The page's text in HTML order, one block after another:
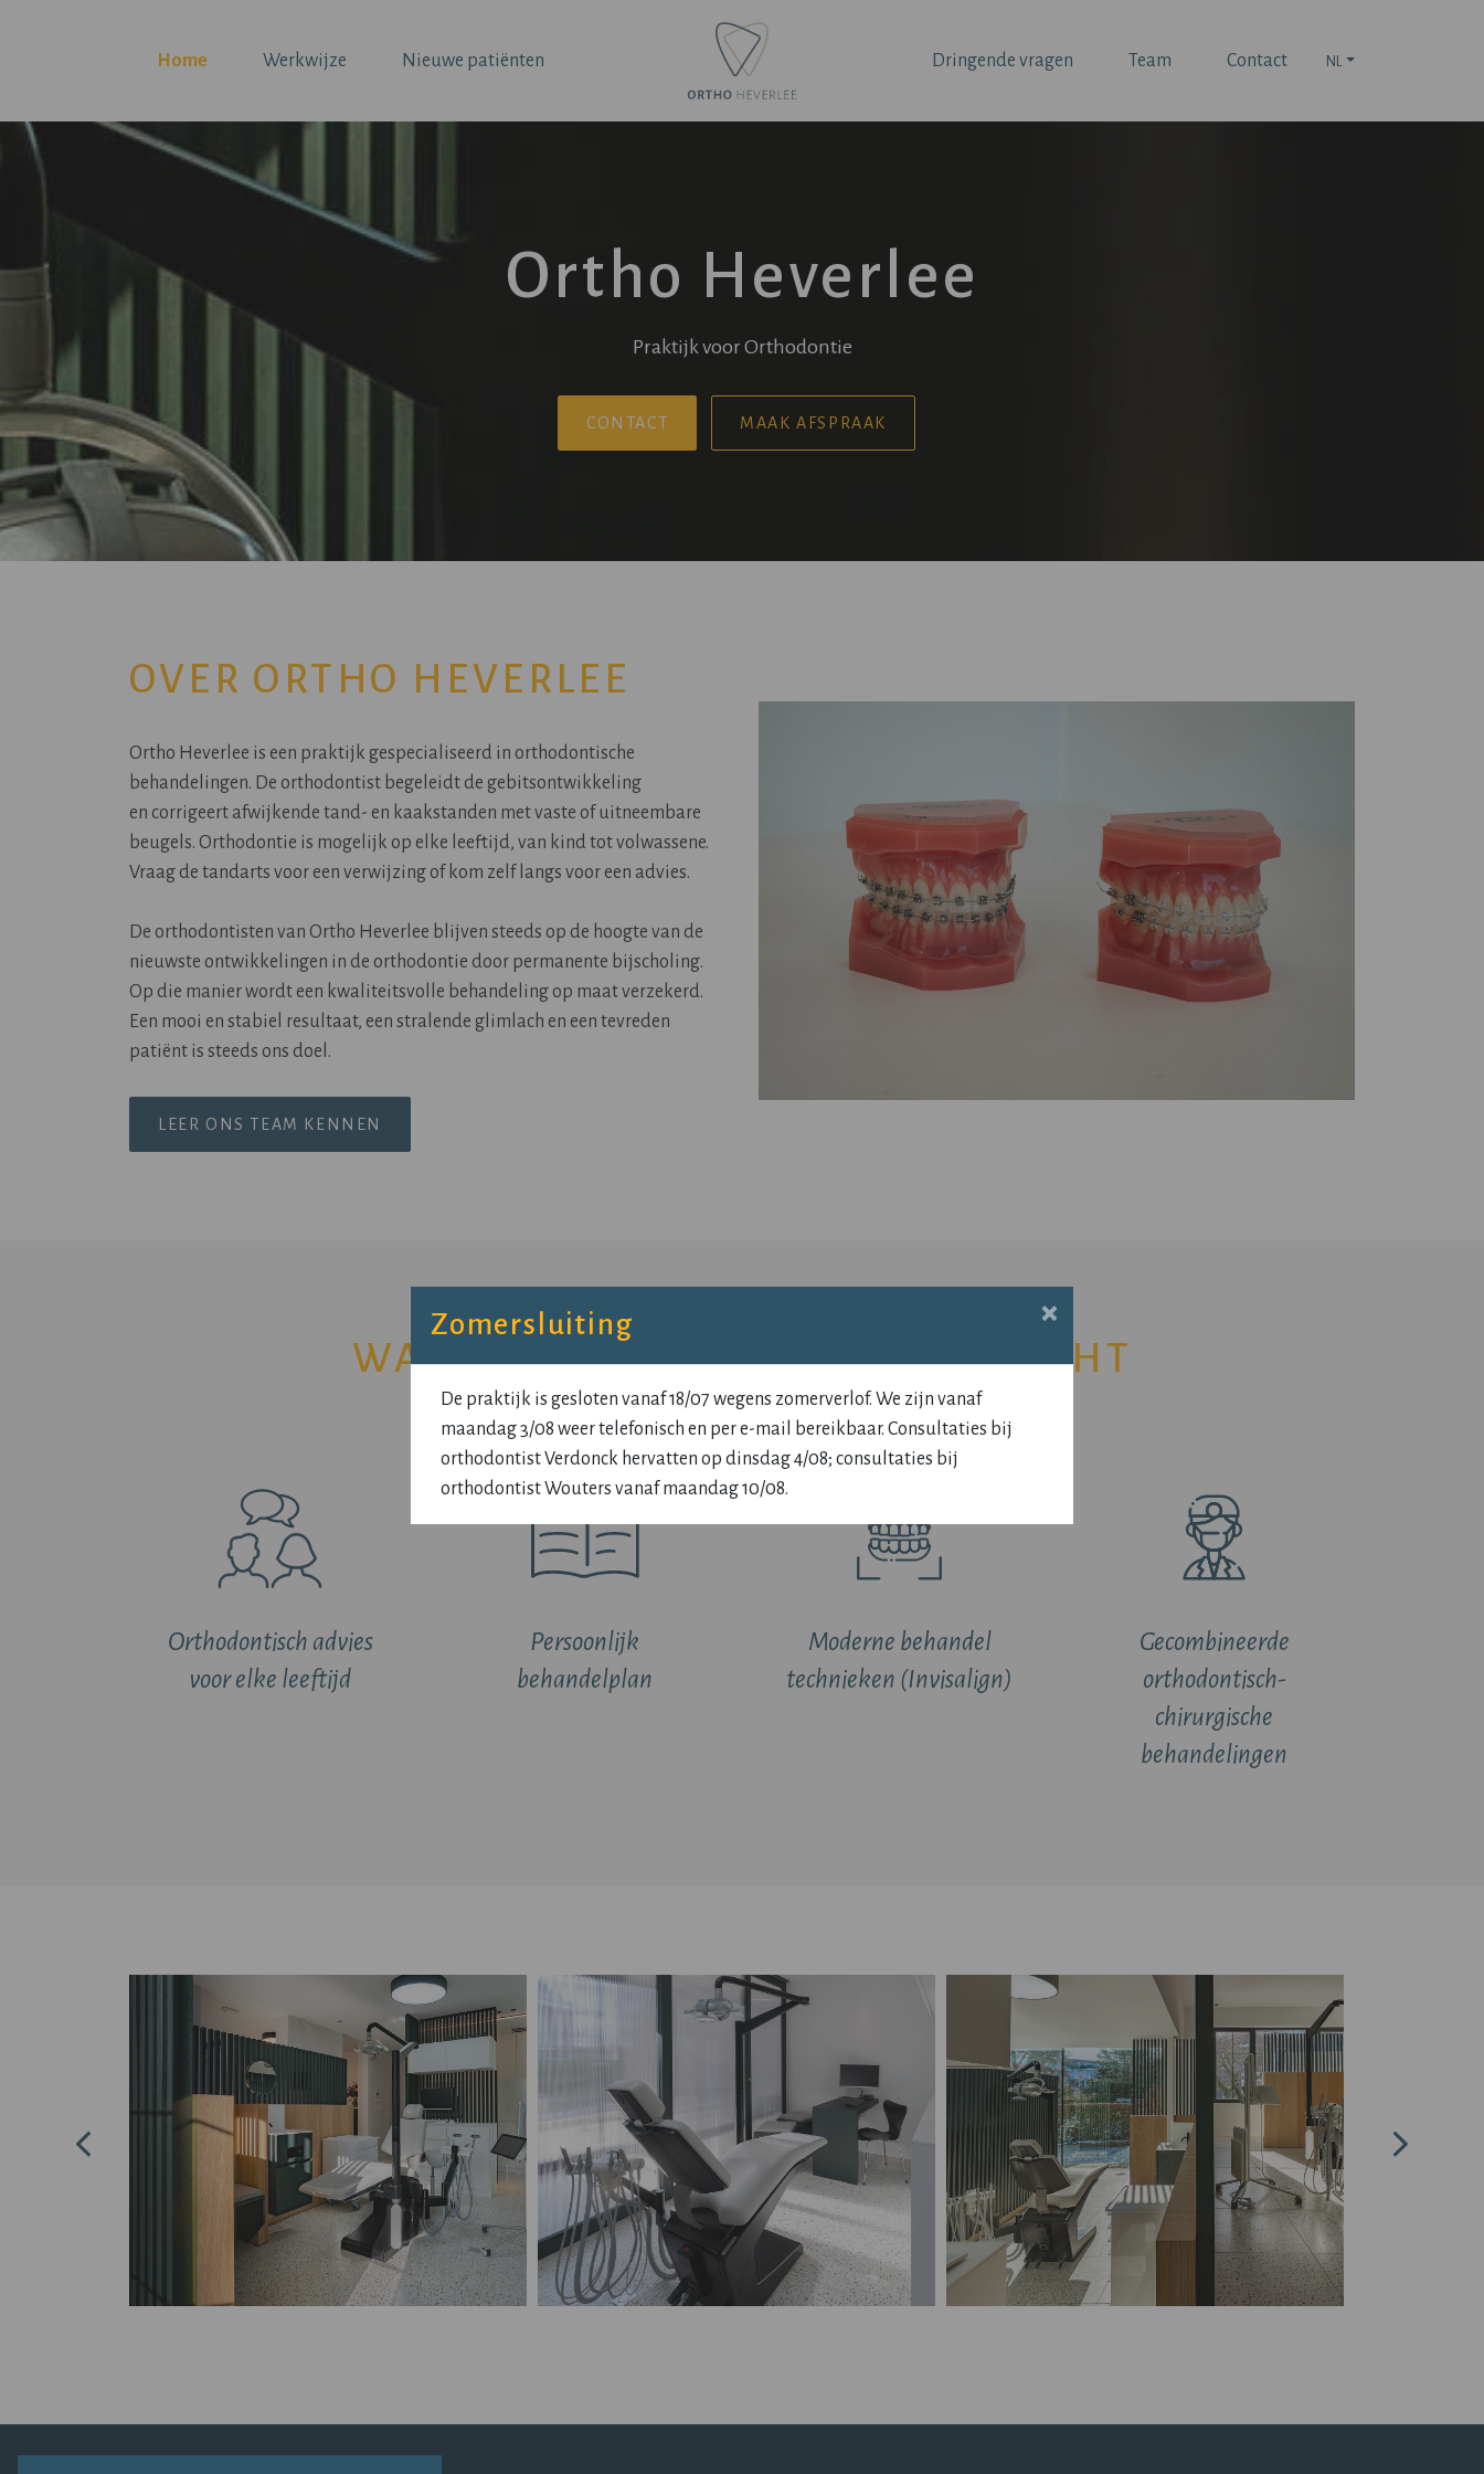
Home Werkwijze Nieuwe patiënten Dringende vragen Team Contact NL
Ortho Heverlee
Praktijk voor Orthodontie
CONTACT MAAK AFSPRAAK
OVER ORTHO HEVERLEE
Ortho Heverlee is een praktijk gespecialiseerd in orthodontische
behandelingen. De orthodontist begeleidt de gebitsontwikkeling
en corrigeert afwijkende tand- en kaakstanden met vaste of uitneembare
beugels. Orthodontie is mogelijk op elke leeftijd, van kind tot volwassene.
Vraag de tandarts voor een verwijzing of kom zelf langs voor een advies.
De orthodontisten van Ortho Heverlee blijven steeds op de hoogte van de
nieuwste ontwikkelingen in de orthodontie door permanente bijscholing.
Op die manier wordt een kwaliteitsvolle behandeling op maat verzekerd.
Een mooi en stabiel resultaat, een stralende glimlach en een tevreden
patiënt is steeds ons doel.
LEER ONS TEAM KENNEN
WAARVOOR KAN JE BIJ ONS TERECHT
Orthodontisch advies
voor elke leeftijd
Persoonlijk
behandelplan
Moderne behandel
technieken (Invisalign)
Gecombineerde
orthodontisch-
chirurgische
behandelingen
Zomersluiting ×
De praktijk is gesloten vanaf 18/07 wegens zomerverlof. We zijn vanaf
maandag 3/08 weer telefonisch en per e-mail bereikbaar. Consultaties bij
orthodontist Verdonck hervatten op dinsdag 4/08; consultaties bij
orthodontist Wouters vanaf maandag 10/08.